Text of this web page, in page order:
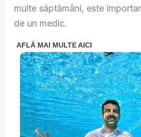
multe săptămâni, este
de un medic.